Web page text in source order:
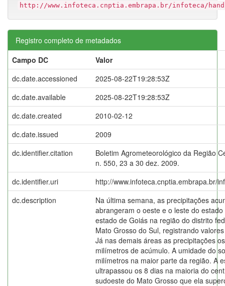
http://www.infoteca.cnptia.embrapa.br/infoteca/
Registro completo de metadados
Campo DC
Valor
dc.date.accessioned
2025-08-22T19:28:53Z
dc.date.available
2025-08-22T19:28:53Z
dc.date.created
2010-02-12
dc.date.issued
2009
dc.identifier.citation
Boletim Agrometeorológico da Região
n. 550, 23 a 30 dez. 2009.
dc.identifier.uri
http://www.infoteca.cnptia.embrapa.br/
dc.description
Na última semana, as precipitações
abrangeram o oeste e o leste do
estado de Goiás na região do distrito
Mato Grosso do Sul, registrando
Já nas demais áreas as precipitações
milímetros de acúmulo. A umidade do
milímetros na maior parte da região. A
ultrapassou os 8 dias na maioria do
sudoeste do Mato Grosso que ela